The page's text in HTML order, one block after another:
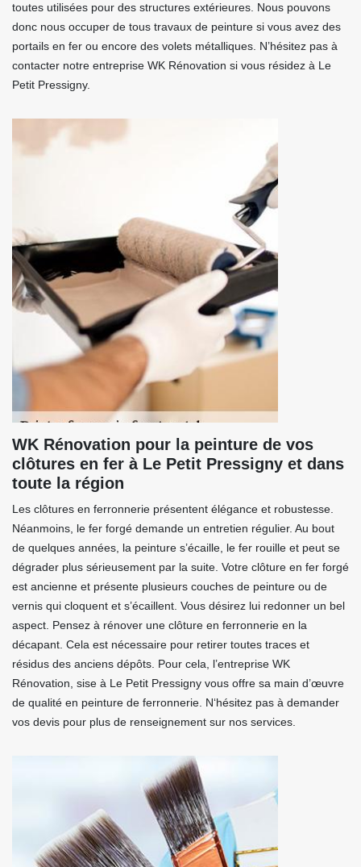
toutes utilisées pour des structures extérieures. Nous pouvons
donc nous occuper de tous travaux de peinture si vous avez des
portails en fer ou encore des volets métalliques. N’hésitez pas à
contacter notre entreprise WK Rénovation si vous résidez à Le
Petit Pressigny.
WK Rénovation pour la peinture de vos
clôtures en fer à Le Petit Pressigny et dans
toute la région
Les clôtures en ferronnerie présentent élégance et robustesse.
Néanmoins, le fer forgé demande un entretien régulier. Au bout
de quelques années, la peinture s’écaille, le fer rouille et peut se
dégrader plus sérieusement par la suite. Votre clôture en fer forgé
est ancienne et présente plusieurs couches de peinture ou de
vernis qui cloquent et s’écaillent. Vous désirez lui redonner un bel
aspect. Pensez à rénover une clôture en ferronnerie en la
décapant. Cela est nécessaire pour retirer toutes traces et
résidus des anciens dépôts. Pour cela, l’entreprise WK
Rénovation, sise à Le Petit Pressigny vous offre sa main d’œuvre
de qualité en peinture de ferronnerie. N‘hésitez pas à demander
vos devis pour plus de renseignement sur nos services.